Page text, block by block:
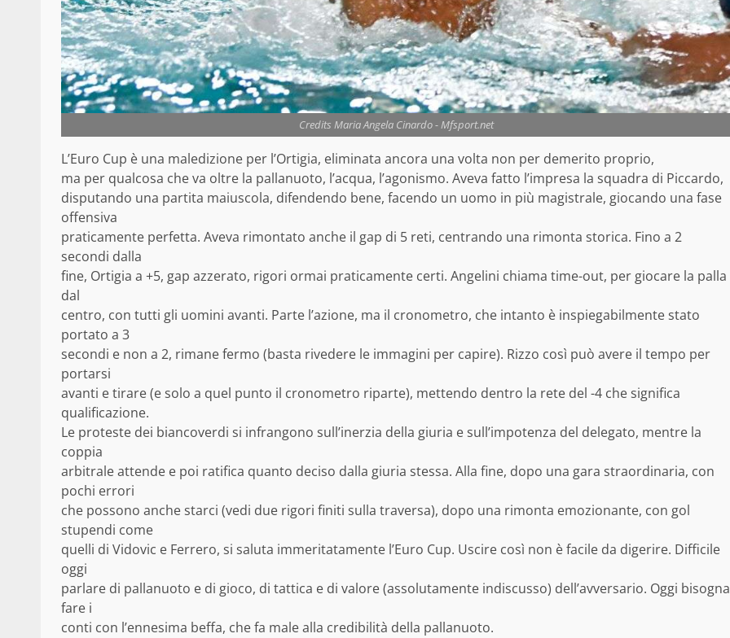
Credits Maria Angela Cinardo - Mfsport.net
L’Euro Cup è una maledizione per l’Ortigia, eliminata ancora una volta non per demerito proprio,
ma per qualcosa che va oltre la pallanuoto, l’acqua, l’agonismo. Aveva fatto l’impresa la squadra di Piccardo,
disputando una partita maiuscola, difendendo bene, facendo un uomo in più magistrale, giocando una fase
offensiva
praticamente perfetta. Aveva rimontato anche il gap di 5 reti, centrando una rimonta storica. Fino a 2
secondi dalla
fine, Ortigia a +5, gap azzerato, rigori ormai praticamente certi. Angelini chiama time-out, per giocare la palla
dal
centro, con tutti gli uomini avanti. Parte l’azione, ma il cronometro, che intanto è inspiegabilmente stato
portato a 3
secondi e non a 2, rimane fermo (basta rivedere le immagini per capire). Rizzo così può avere il tempo per
portarsi
avanti e tirare (e solo a quel punto il cronometro riparte), mettendo dentro la rete del -4 che significa
qualificazione.
Le proteste dei biancoverdi si infrangono sull’inerzia della giuria e sull’impotenza del delegato, mentre la
coppia
arbitrale attende e poi ratifica quanto deciso dalla giuria stessa. Alla fine, dopo una gara straordinaria, con
pochi errori
che possono anche starci (vedi due rigori finiti sulla traversa), dopo una rimonta emozionante, con gol
stupendi come
quelli di Vidovic e Ferrero, si saluta immeritatamente l’Euro Cup. Uscire così non è facile da digerire. Difficile
oggi
parlare di pallanuoto e di gioco, di tattica e di valore (assolutamente indiscusso) dell’avversario. Oggi bisogna
fare i
conti con l’ennesima beffa, che fa male alla credibilità della pallanuoto.